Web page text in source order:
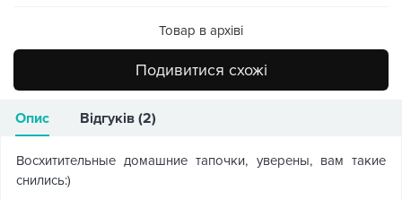
Товар в архіві
Подивитися схожі
Опис Відгуків (2)
Восхитительные домашние тапочки, уверены, вам такие
снились:)